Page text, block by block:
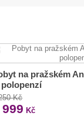
na pražském
Kč
999 Kč